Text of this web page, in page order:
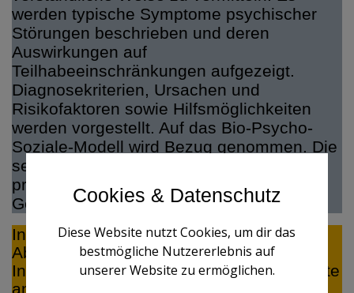
werden typische Symptome psychischer
Störungen beschrieben und deren
Auswirkungen auf
Teilhabeeinschränkungen aufgezeigt.
Diagnosekriterien, Ursachen und
Risikofaktoren sowie Hilfsmöglichkeiten
werden vorgestellt. Auf das Bio-Psycho-
Soziale-Modell wird Bezug genommen. Die
seelischen Behinderungen werden
praxisnah mit Hinweisen zur
Gesprächsführung dargestellt.
Individuelle Schwerpunkte können nach
Absprache vereinbart werden. Bei
Interesse und Fragen wenden Sie sich bitte
an: manuela.trendel@gmx.de
Cookies & Datenschutz
Diese Website nutzt Cookies, um dir das
bestmögliche Nutzererlebnis auf
unserer Website zu ermöglichen.